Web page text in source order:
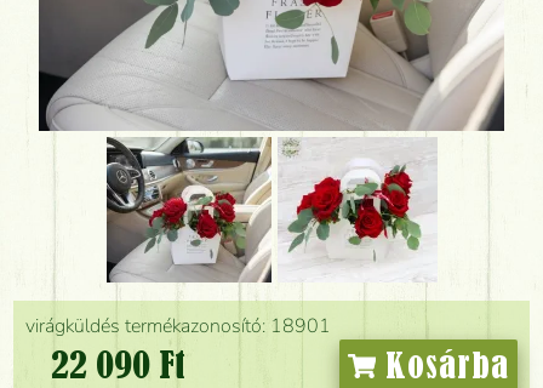
virágküldés termékazonosító: 18901
22 090 Ft Kosárba